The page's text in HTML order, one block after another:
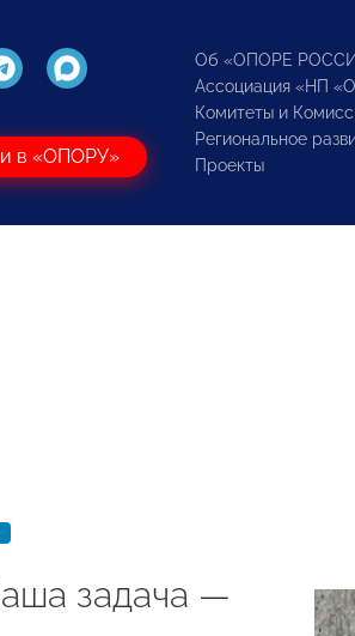
в «ОПОРУ»
Об «ОПОРЕ
Ассоциация «НП
Комитеты и
Региональное
Проекты
задача —